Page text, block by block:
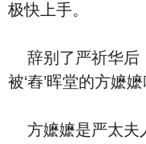
极快上手。
辞别了严祈华后
方嬷嬷是严太夫